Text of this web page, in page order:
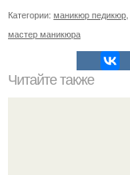
Категории: маникюр педикюр
мастер маникюра
Читайте также